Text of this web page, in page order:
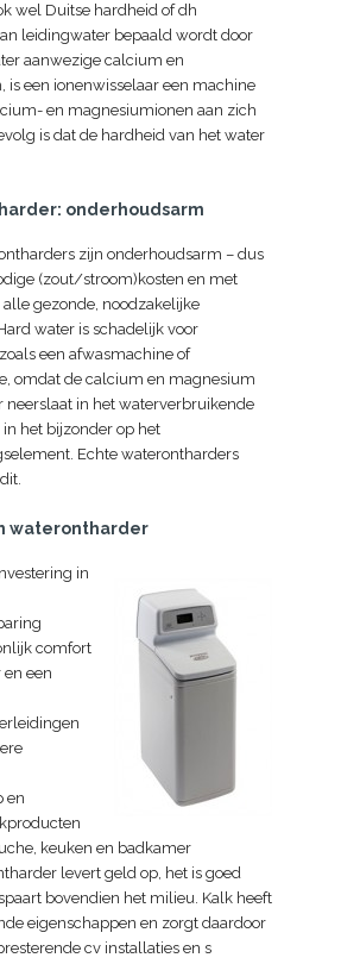
wel Duitse hardheid of dh
leidingwater bepaald wordt door
aanwezige calcium en
is een ionenwisselaar een machine
en magnesiumionen aan zich
is dat de hardheid van het water
onderhoudsarm
zijn onderhoudsarm – dus
(zout/stroom)kosten en met
gezonde, noodzakelijke
water is schadelijk voor
een afwasmachine of
omdat de calcium en magnesium
neerslaat in het waterverbruikende
het bijzonder op het
Echte waterontharders
waterontharder
in
comfort
een
en
keuken en badkamer
levert geld op, het is goed
bovendien het milieu. Kalk heeft
eigenschappen en zorgt daardoor
cv installaties en s